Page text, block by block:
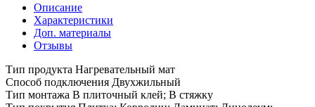
Описание
Характеристики
Доп. материалы
Отзывы
Тип продукта Нагревательный мат
Способ подключения Двухжильный
Тип монтажа В плиточный клей; В стяжку